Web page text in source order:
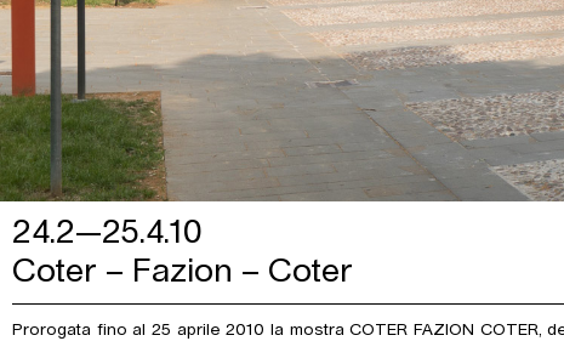
24.2—25.4.10
Coter – Fazion – Coter
Prorogata fino al 25 aprile 2010 la mostra COTER FAZION COTER,